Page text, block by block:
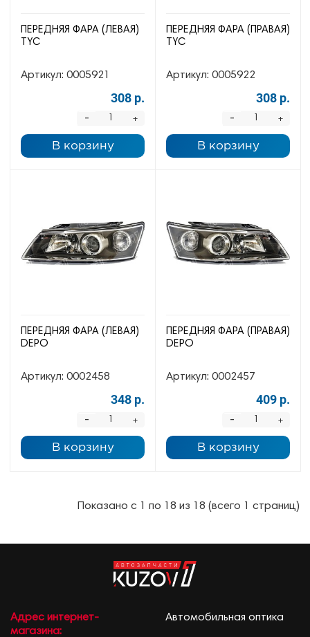
ПЕРЕДНЯЯ ФАРА (ЛЕВАЯ)
TYC
Артикул: 0005921
308 р.
+
-
В корзину
ПЕРЕДНЯЯ ФАРА (ПРАВАЯ)
TYC
Артикул: 0005922
308 р.
+
-
В корзину
ПЕРЕДНЯЯ ФАРА (ЛЕВАЯ)
DEPO
Артикул: 0002458
348 р.
+
-
В корзину
ПЕРЕДНЯЯ ФАРА (ПРАВАЯ)
DEPO
Артикул: 0002457
409 р.
+
-
В корзину
Показано с 1 по 18 из 18 (всего 1 страниц)
Адрес интернет-
магазина:
Автомобильная оптика